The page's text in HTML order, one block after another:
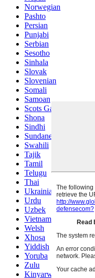
Norwegian
Pashto
Persian
Punjabi
Serbian
Sesotho
Sinhala
Slovak
Slovenian
Somali
Samoan
Scots Gaelic
Shona
Sindhi
Sundanese
Swahili
Tajik
Tamil
Telugu
Thai
Ukrainian
Urdu
Uzbek
Vietnamese
Welsh
Xhosa
Yiddish
Yoruba
Zulu
Kinyarwanda